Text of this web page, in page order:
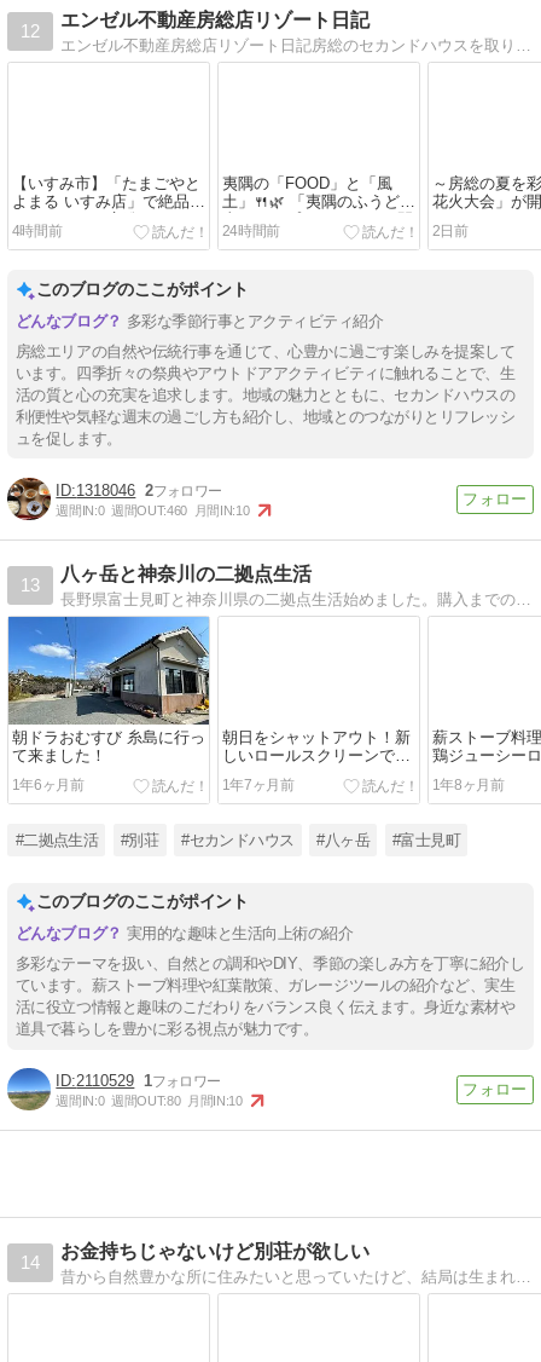
12
エンゼル不動産房総店リゾート日記
エンゼル不動産房総店リゾート日記房総のセカンドハウスを取り扱うスタッフから、リゾート情報やグルメ情報をお届け
【いすみ市】「たまごやと
よまる いすみ店」で絶品卵
かけごはん！房総のセカン
ドハウス・別荘暮らしで立
4時間前
夷隅の「FOOD」と「風
土」🍴🌿 「夷隅のふうど満
喫スタンプラリー2026」開
催中！
24時間前
～房総の夏を
花火大会」が
す！～
2日前
このブログのここがポイント
多彩な季節行事とアクティビティ紹介
房総エリアの自然や伝統行事を通じて、心豊かに過ごす楽しみを提案して
います。四季折々の祭典やアウトドアアクティビティに触れることで、生
活の質と心の充実を追求します。地域の魅力とともに、セカンドハウスの
利便性や気軽な週末の過ごし方も紹介し、地域とのつながりとリフレッシ
ュを促します。
1318046 2
週間IN:0 週間OUT:460 月間IN:10
13
八ヶ岳と神奈川の二拠点生活
長野県富士見町と神奈川県の二拠点生活始めました。購入までのことDIY、八ヶ岳LIFEを綴ります。
朝ドラおむすび 糸島に行っ
て来ました！
1年6ヶ月前
朝日をシャットアウト！新
しいロールスクリーンで快
適な朝☀️ #箱根駅伝 #甲斐
駒ヶ岳
1年7ヶ月前
薪ストーブ料
鶏ジューシー
1年8ヶ月前
#二拠点生活 #別荘 #セカンドハウス #八ヶ岳 #富士見町
このブログのここがポイント
実用的な趣味と生活向上術の紹介
多彩なテーマを扱い、自然との調和やDIY、季節の楽しみ方を丁寧に紹介し
ています。薪ストーブ料理や紅葉散策、ガレージツールの紹介など、実生
活に役立つ情報と趣味のこだわりをバランス良く伝えます。身近な素材や
道具で暮らしを豊かに彩る視点が魅力です。
2110529 1
週間IN:0 週間OUT:80 月間IN:10
14
お金持ちじゃないけど別荘が欲しい
昔から自然豊かな所に住みたいと思っていたけど、結局は生まれ育った地元で結婚。そうなりゃセカンドハウスをいつかは持ちたい！本当に持てる？記録として残してみることにしよー。